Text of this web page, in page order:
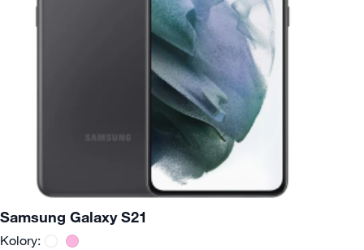
Samsung Galaxy S21
Kolory: